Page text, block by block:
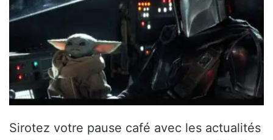
Sirotez votre pause café avec les actualités